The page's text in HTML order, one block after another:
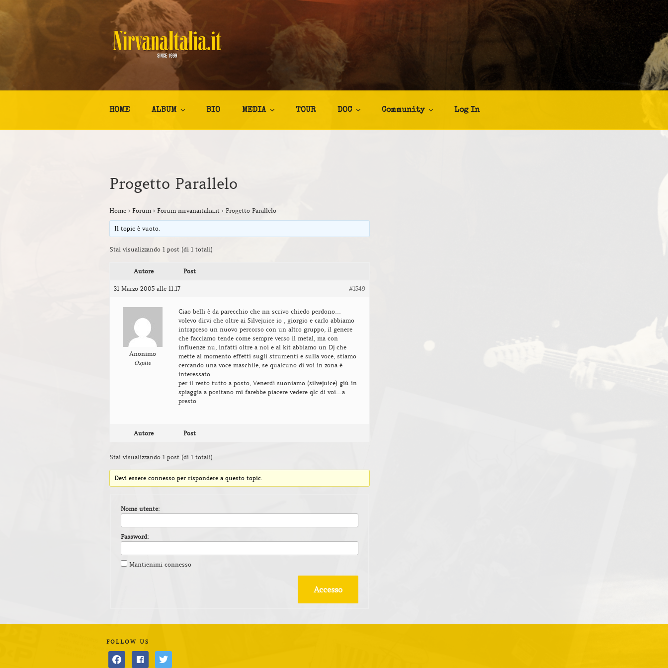
NIRVANA ITALIA
Kurt Cobain Biografia Discografia
HOME ALBUM BIO MEDIA TOUR DOC Community Log In
Progetto Parallelo
Home › Forum › Forum nirvanaitalia.it › Progetto Parallelo
Il topic è vuoto.
Stai visualizzando 1 post (di 1 totali)
Autore Post
31 Marzo 2005 alle 11:17 #1549
Anonimo
Ospite
Ciao belli è da parecchio che nn scrivo chiedo perdono…
volevo dirvi che oltre ai Silvejuice io , giorgio e carlo abbiamo
intrapreso un nuovo percorso con un altro gruppo, il genere
che facciamo tende come sempre verso il metal, ma con
influenze nu, infatti oltre a noi e al kit abbiamo un Dj che
mette al momento effetti sugli strumenti e sulla voce, stiamo
cercando una voce maschile, se qualcuno di voi in zona è
interessato…..
per il resto tutto a posto, Venerdì suoniamo (silvejuice) giù in
spiaggia a positano mi farebbe piacere vedere qlc di voi…a
presto
Autore Post
Stai visualizzando 1 post (di 1 totali)
Devi essere connesso per rispondere a questo topic.
Nome utente:
Password:
Mantienimi connesso
Accesso
FOLLOW US
facebookfacebooktwitter